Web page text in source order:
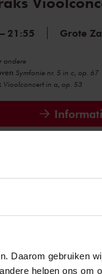
Daarom gebruiken
helpen ons om
– 21:55 Grote
andere
Symfonie nr. 5 in c, op. 67
Vioolconcert in a, op. 53
Negende
andere